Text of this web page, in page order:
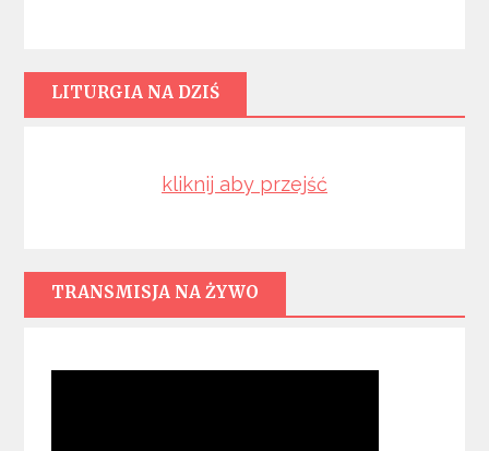
LITURGIA NA DZIŚ
kliknij aby przejść
TRANSMISJA NA ŻYWO